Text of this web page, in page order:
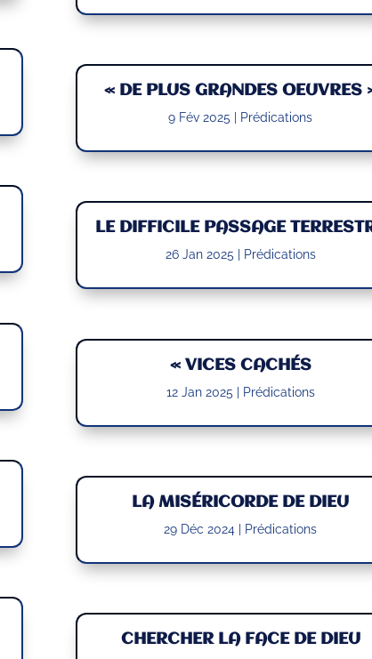
« DE PLUS GRANDES OEUVRES
9 Fév 2025 Prédications
LE DIFFICILE PASSAGE
26 Jan 2025 Prédications
« VICES CACHÉS
12 Jan 2025 | Prédications
LA MISÉRICORDE DE DIEU
29 Déc 2024 Prédications
CHERCHER LA FACE DE DIEU